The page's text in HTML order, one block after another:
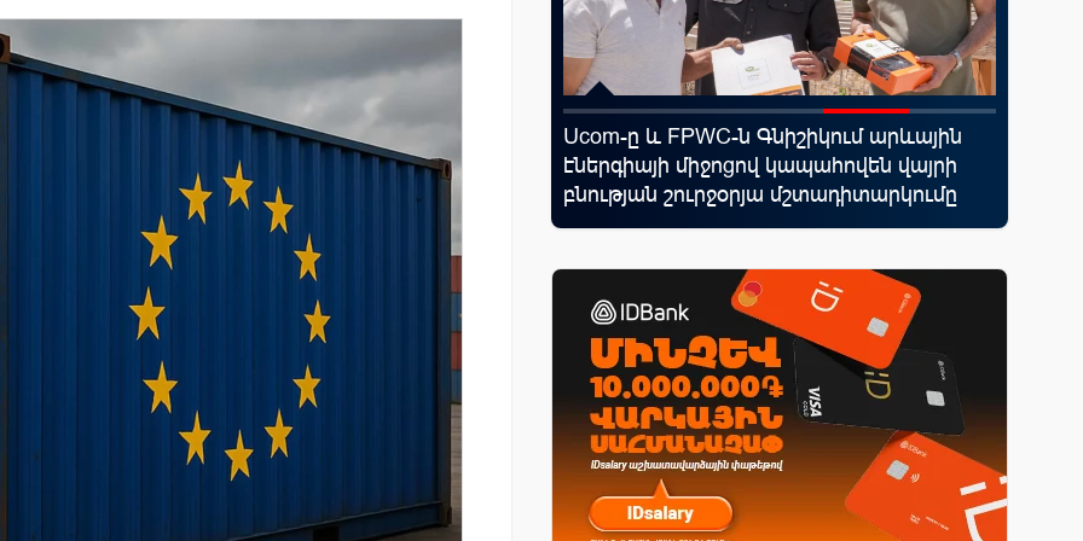
է
IDBank-ը ներկայացնում է նոր Mastercard
World քարտը՝ ճանապարհորդական
առավելություններով և հատուկ արշավով
Ucom-ը և FPWC-ն Գնիշիկում արևային
էներգիայի միջոցով կապահովեն վայրի
բնության շուրջօրյա մշտադիտարկումը